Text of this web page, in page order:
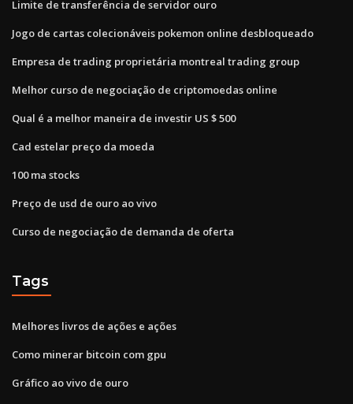
Limite de transferência de servidor ouro
Jogo de cartas colecionáveis ​​pokemon online desbloqueado
Empresa de trading proprietária montreal trading group
Melhor curso de negociação de criptomoedas online
Qual é a melhor maneira de investir US $ 500
Cad estelar preço da moeda
100 ma stocks
Preço de usd de ouro ao vivo
Curso de negociação de demanda de oferta
Tags
Melhores livros de ações e ações
Como minerar bitcoin com gpu
Gráfico ao vivo de ouro